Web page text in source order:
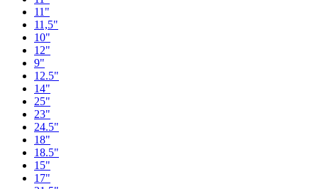
11"
11,5"
10"
12"
9"
12.5"
14"
25"
23"
24.5"
18"
18.5"
15"
17"